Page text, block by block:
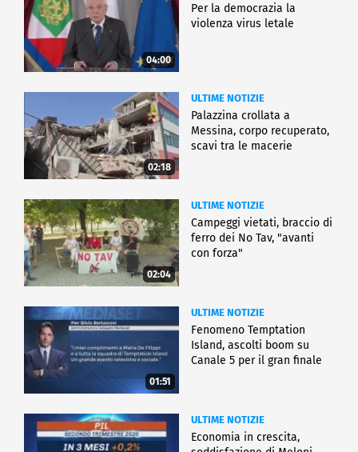
04:00
Per la democrazia la
violenza virus letale
02:18
ULTIME NOTIZIE
Palazzina crollata a
Messina, corpo recuperato,
scavi tra le macerie
02:04
ULTIME NOTIZIE
Campeggi vietati, braccio di
ferro dei No Tav, "avanti
con forza"
01:51
ULTIME NOTIZIE
Fenomeno Temptation
Island, ascolti boom su
Canale 5 per il gran finale
ULTIME NOTIZIE
Economia in crescita,